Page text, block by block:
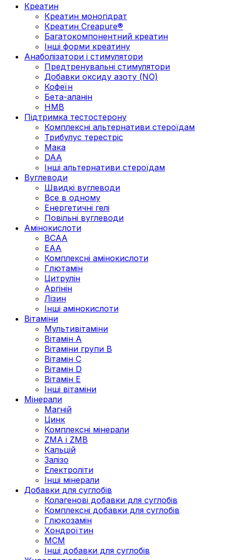
Креатин
Креатин моногідрат
Креатин Creapure®
Багатокомпонентний креатин
Інші форми креатину
Анаболізатори і стимулятори
Предтренувальні стимулятори
Добавки оксиду азоту (NO)
Кофеїн
Бета-аланін
HMB
Підтримка тестостерону
Комплексні альтернативи стероїдам
Трибулус терестріс
Мака
DAA
Інші альтернативи стероїдам
Вуглеводи
Швидкі вуглеводи
Все в одному
Енергетичні гелі
Повільні вуглеводи
Амінокислоти
BCAA
EAA
Комплексні амінокислоти
Глютамін
Цитрулін
Аргінін
Лізин
Інші амінокислоти
Вітаміни
Мультивітаміни
Вітамін А
Вітаміни групи В
Вітамін C
Вітамін D
Вітамін Е
Інші вітаміни
Мінерали
Магній
Цинк
Комплексні мінерали
ZMA і ZMB
Кальцій
Залізо
Електроліти
Інші мінерали
Добавки для суглобів
Колагенові добавки для суглобів
Комплексні добавки для суглобів
Глюкозамін
Хондроїтин
МСМ
Інші добавки для суглобів